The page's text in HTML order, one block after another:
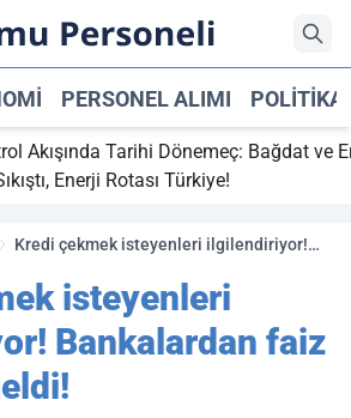
PERSONEL ALIMI POLITIKA
Akışında Tarihi Dönemeç: Bağdat ve Erbil
Enerji Rotası Türkiye!
Kredi çekmek isteyenleri ilgilendiriyor!
isteyenleri
Bankalardan faiz